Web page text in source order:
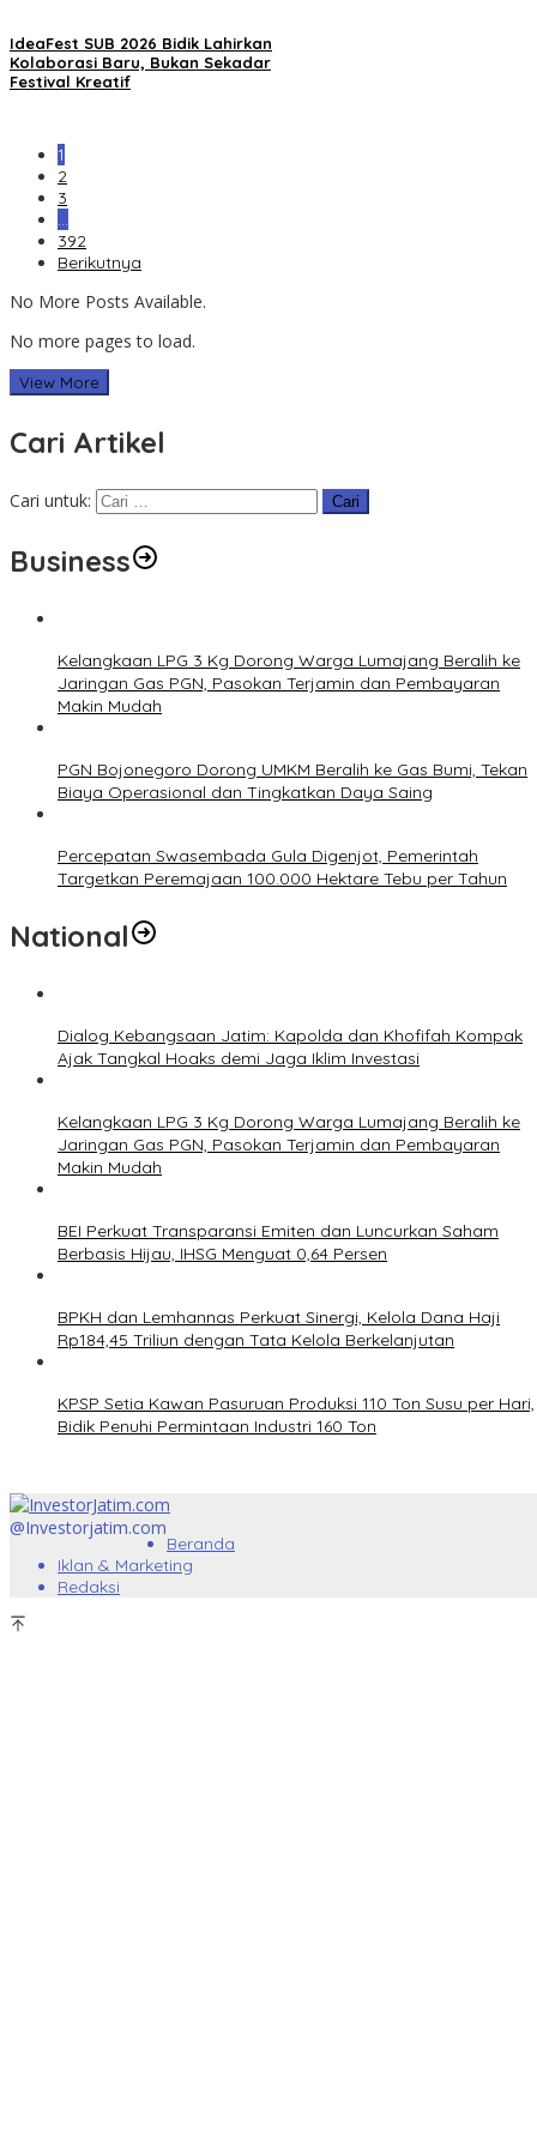
IdeaFest SUB 2026 Bidik Lahirkan
Kolaborasi Baru, Bukan Sekadar
Festival Kreatif
1
2
3
…
392
Berikutnya
No More Posts Available.
No more pages to load.
View More
Cari Artikel
Cari untuk:
Business
Kelangkaan LPG 3 Kg Dorong Warga Lumajang Beralih ke
Jaringan Gas PGN, Pasokan Terjamin dan Pembayaran
Makin Mudah
PGN Bojonegoro Dorong UMKM Beralih ke Gas Bumi, Tekan
Biaya Operasional dan Tingkatkan Daya Saing
Percepatan Swasembada Gula Digenjot, Pemerintah
Targetkan Peremajaan 100.000 Hektare Tebu per Tahun
National
Dialog Kebangsaan Jatim: Kapolda dan Khofifah Kompak
Ajak Tangkal Hoaks demi Jaga Iklim Investasi
Kelangkaan LPG 3 Kg Dorong Warga Lumajang Beralih ke
Jaringan Gas PGN, Pasokan Terjamin dan Pembayaran
Makin Mudah
BEI Perkuat Transparansi Emiten dan Luncurkan Saham
Berbasis Hijau, IHSG Menguat 0,64 Persen
BPKH dan Lemhannas Perkuat Sinergi, Kelola Dana Haji
Rp184,45 Triliun dengan Tata Kelola Berkelanjutan
KPSP Setia Kawan Pasuruan Produksi 110 Ton Susu per Hari,
Bidik Penuhi Permintaan Industri 160 Ton
@Investorjatim.com
Beranda
Iklan & Marketing
Redaksi